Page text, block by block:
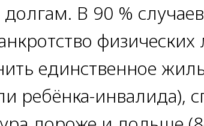
В 90 %
единственное
ребёнка-инвалида),